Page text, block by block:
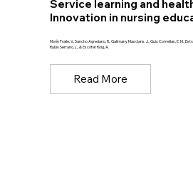
Service learning and
Innovation in nursing
Morín Fraile, V., Sancho Agredano, R., Galimany Masclans, J., Guix Comellas, E. M.,
Rubio Serrano, L., & Escofet Roig, A.
Read More